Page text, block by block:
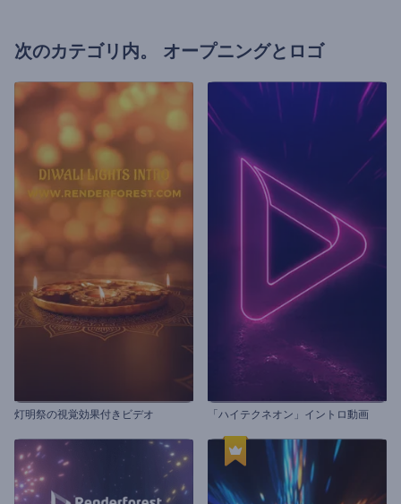
次のカテゴリ内。 オープニングとロゴ
灯明祭の視覚効果付きビデオ 「ハイテクネオン」イントロ動画